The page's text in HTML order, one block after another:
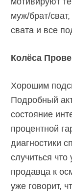
муж/брат/
свата и все
Колёса
Хорошим
Подробный
состояние
процентной
диагностики
случиться что
продавца к
уже говорит,